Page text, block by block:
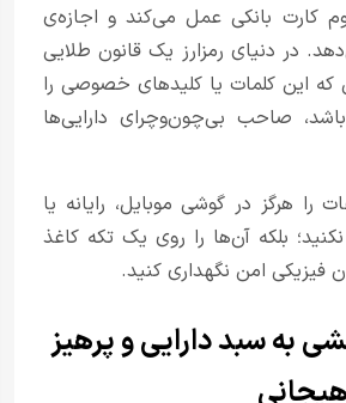
کارت بانکی عمل می‌کند و اجازه‌ی
در دنیای رمزارز یک قانون طلایی
که این کلمات یا کلیدهای خصوصی را
صاحب بی‌چون‌وچرای دارایی‌ها
را هرگز در گوشی موبایل، رایانه یا
بلکه آن‌ها را روی یک تکه کاغذ
فیزیکی امن نگهداری کنید.
به سبد دارایی و پرهیز